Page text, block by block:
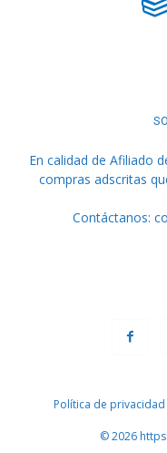
En calidad de Afiliado
compras adscritas
Contáctanos:
Política de privacidad
© 2026